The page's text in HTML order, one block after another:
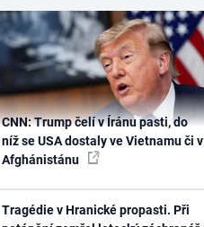
CNN: Trump čelí v Íránu pasti, do
níž se USA dostaly ve Vietnamu či v
Afghánistánu
Tragédie v Hranické propasti. Při